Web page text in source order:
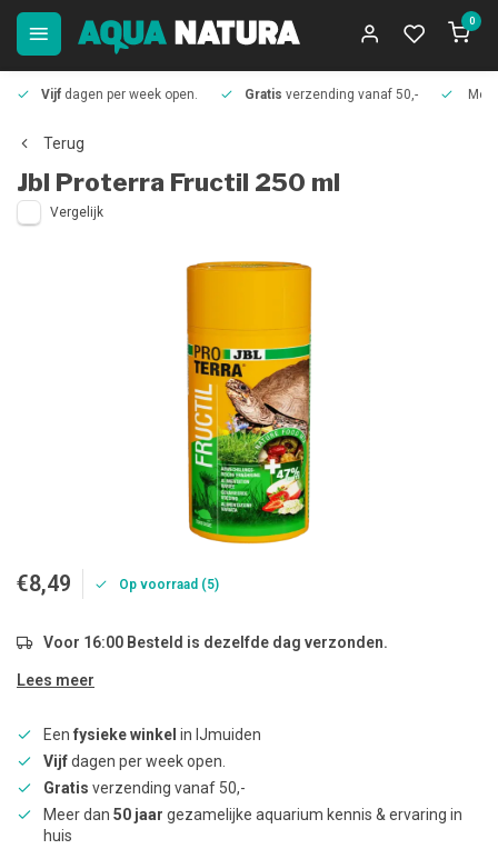
0
Vijf dagen per week open. Gratis verzending vanaf 50,-
Terug
Jbl Proterra Fructil 250 ml
Vergelijk
€8,49 Op voorraad (5)
Voor 16:00 Besteld is dezelfde dag verzonden.
Lees meer
Een fysieke winkel in IJmuiden
Vijfdagen per week open.
Gratis verzending vanaf 50,-
Meer dan 50 jaar gezamelijke aquarium kennis & ervaring in
huis